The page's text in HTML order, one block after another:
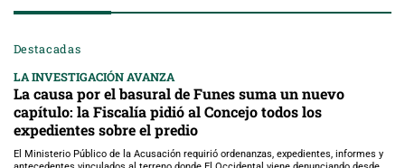
Destacadas
LA INVESTIGACIÓN AVANZA
La causa por el basural de Funes suma un nuevo
capítulo: la Fiscalía pidió al Concejo todos los
expedientes sobre el predio
El Ministerio Público de la Acusación requirió ordenanzas, expedientes, informes y